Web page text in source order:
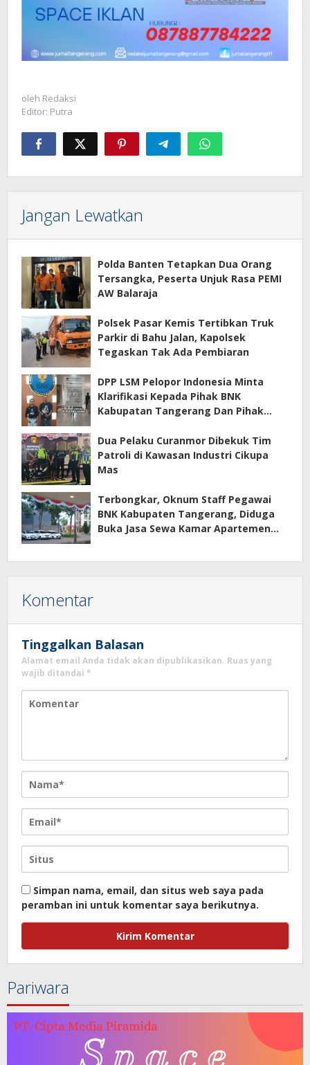
oleh Redaksi
Editor: Putra
Jangan Lewatkan
Polda Banten Tetapkan Dua Orang
Tersangka, Peserta Unjuk Rasa PEMI
AW Balaraja
Polsek Pasar Kemis Tertibkan Truk
Parkir di Bahu Jalan, Kapolsek
Tegaskan Tak Ada Pembiaran
DPP LSM Pelopor Indonesia Minta
Klarifikasi Kepada Pihak BNK
Kabupatan Tangerang Dan Pihak
Terkait Sewa Kamar Per Jam
Dua Pelaku Curanmor Dibekuk Tim
Patroli di Kawasan Industri Cikupa
Mas
Terbongkar, Oknum Staff Pegawai
BNK Kabupaten Tangerang, Diduga
Buka Jasa Sewa Kamar Apartemen
Komentar
Tinggalkan Balasan
Alamat email Anda tidak akan dipublikasikan. Ruas yang
wajib ditandai *
Simpan nama, email, dan situs web saya pada
peramban ini untuk komentar saya berikutnya.
Pariwara